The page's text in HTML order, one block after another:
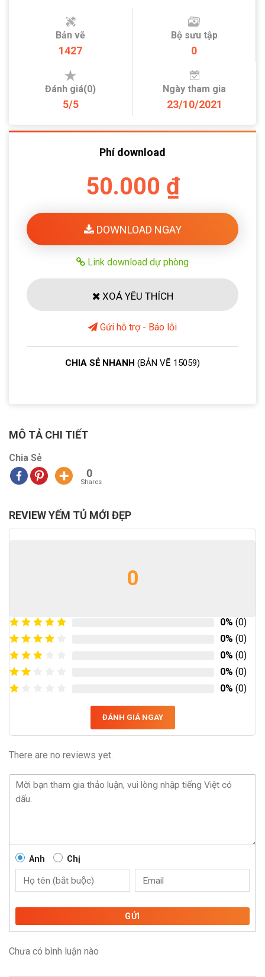
Bản vẽ
1427
Bộ sưu tập
0
Đánh giá(0)
5/5
Ngày tham gia
23/10/2021
Phí download
50.000 ₫
DOWNLOAD NGAY
Link download dự phòng
XOÁ YÊU THÍCH
Gửi hỗ trợ - Báo lỗi
CHIA SẺ NHANH (BẢN VẼ 15059)
MÔ TẢ CHI TIẾT
Chia Sẻ
0
Shares
REVIEW YẾM TỦ MỚI ĐẸP
0
0% (0)
0% (0)
0% (0)
0% (0)
0% (0)
ĐÁNH GIÁ NGAY
There are no reviews yet.
Anh Chị
GỬI
Chưa có bình luận nào